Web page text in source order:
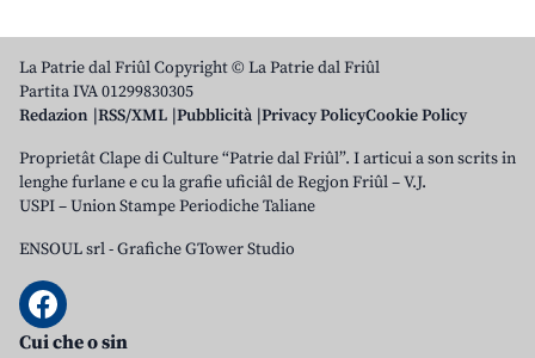
La Patrie dal Friûl Copyright © La Patrie dal Friûl
Partita IVA 01299830305
Redazion RSS/XML Pubblicità Privacy PolicyCookie Policy
Proprietât Clape di Culture “Patrie dal Friûl”. I articui a son scrits in
lenghe furlane e cu la grafie uficiâl de Regjon Friûl – V.J.
USPI – Union Stampe Periodiche Taliane
ENSOUL srl-Grafiche GTower Studio
Cui che o sin